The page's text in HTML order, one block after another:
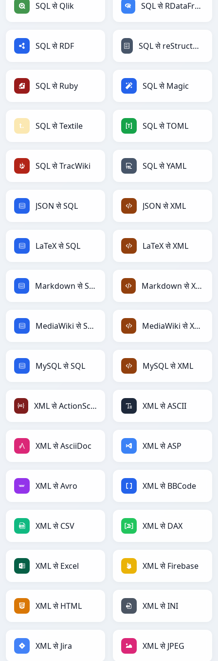
SQL से Qlik SQL से RDataFrame
SQL से RDF SQL से reStructuredText
SQL से Ruby SQL से Magic
SQL से Textile SQL से TOML
SQL से TracWiki SQL से YAML
JSON से SQL JSON से XML
LaTeX से SQL LaTeX से XML
Markdown से SQL Markdown से XML
MediaWiki से SQL MediaWiki से XML
MySQL से SQL MySQL से XML
XML से ActionScript XML से ASCII
XML से AsciiDoc XML से ASP
XML से Avro XML से BBCode
XML से CSV XML से DAX
XML से Excel XML से Firebase
XML से HTML XML से INI
XML से Jira XML से JPEG